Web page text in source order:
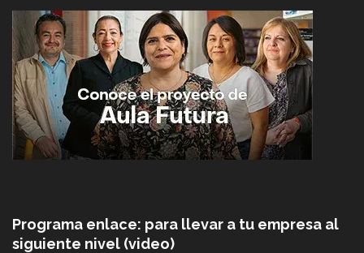
Programa enlace: para llevar a tu empresa al
siguiente nivel (video)